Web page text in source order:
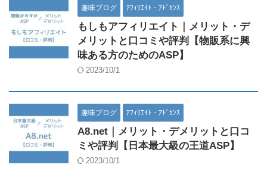
趣味ブログ ｱﾌｨﾘｴｲﾄ・ｱﾄﾞｾﾝｽ
もしもアフィリエイト｜メリット・デ
メリットと口コミや評判【物販系に興
味ある方のためのASP】
2023/10/1
趣味ブログ ｱﾌｨﾘｴｲﾄ・ｱﾄﾞｾﾝｽ
A8.net｜メリット・デメリットと口コ
ミや評判【日本最大級の王道ASP】
2023/10/1